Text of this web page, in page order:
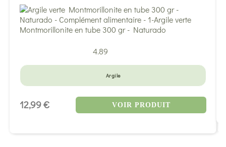
4.89
Argile
12,99 € VOIR PRODUIT